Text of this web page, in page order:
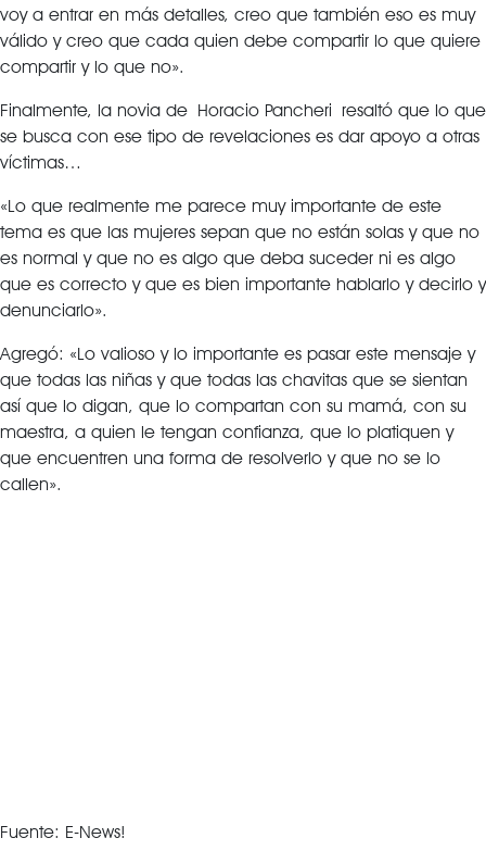
voy a entrar en más detalles, creo que también eso es muy
válido y creo que cada quien debe compartir lo que quiere
compartir y lo que no».
Finalmente, la novia de Horacio Pancheri resaltó que lo que
se busca con ese tipo de revelaciones es dar apoyo a otras
víctimas…
«Lo que realmente me parece muy importante de este
tema es que las mujeres sepan que no están solas y que no
es normal y que no es algo que deba suceder ni es algo
que es correcto y que es bien importante hablarlo y decirlo y
denunciarlo».
Agregó: «Lo valioso y lo importante es pasar este mensaje y
que todas las niñas y que todas las chavitas que se sientan
así que lo digan, que lo compartan con su mamá, con su
maestra, a quien le tengan confianza, que lo platiquen y
que encuentren una forma de resolverlo y que no se lo
callen».
Fuente: E-News!